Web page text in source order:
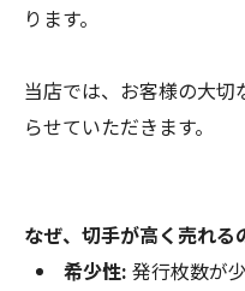
ります。
当店では、お客様の大
らせていただきます。
なぜ、切手が高く売れる
希少性: 発行枚数が